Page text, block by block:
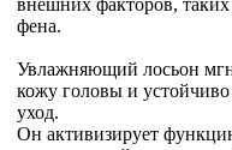
внешних факторов,
фена.
Увлажняющий лосьон
кожу головы и
уход.
Он активизирует